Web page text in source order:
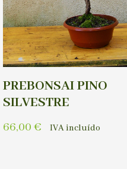
PREBONSAI PINO
SILVESTRE
66,00 € IVA incluído